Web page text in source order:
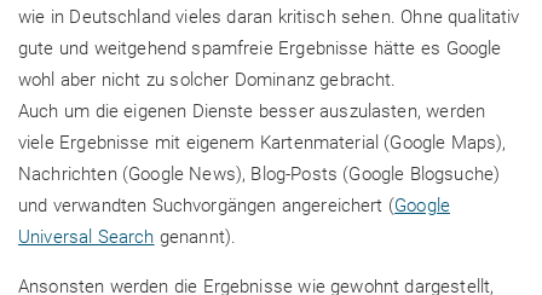
wie in Deutschland vieles daran kritisch sehen. Ohne qualitativ
gute und weitgehend spamfreie Ergebnisse hätte es Google
wohl aber nicht zu solcher Dominanz gebracht.
Auch um die eigenen Dienste besser auszulasten, werden
viele Ergebnisse mit eigenem Kartenmaterial (Google Maps),
Nachrichten (Google News), Blog-Posts (Google Blogsuche)
und verwandten Suchvorgängen angereichert (Google
Universal Search genannt).
Ansonsten werden die Ergebnisse wie gewohnt dargestellt,